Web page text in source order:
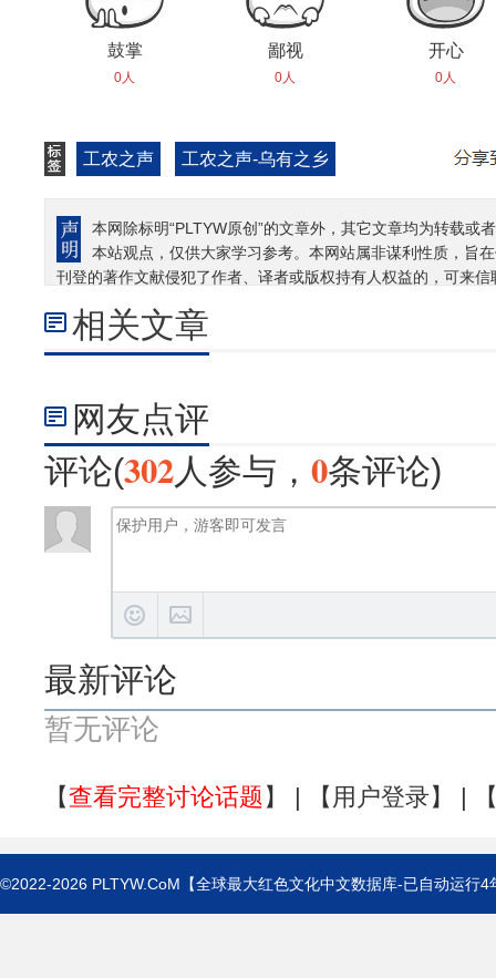
鼓掌
0人
鄙视
0人
开心
0人
工农之声 工农之声-乌有之乡
本网除标明“PLTYW原创”的文章外，其它文章均为转载
本站观点，仅供大家学习参考。本网站属非谋利性质，旨
刊登的著作文献侵犯了作者、译者或版权持有人权益的，可来
相关文章
网友点评
评论(302人参与， 0条评论)
最新评论
暂无评论
【查看完整讨论话题】 | 【 用户登录】 |
©2022-2026 PLTYW.CoM 【全球最大红色文化中文数据库-已自动运行4